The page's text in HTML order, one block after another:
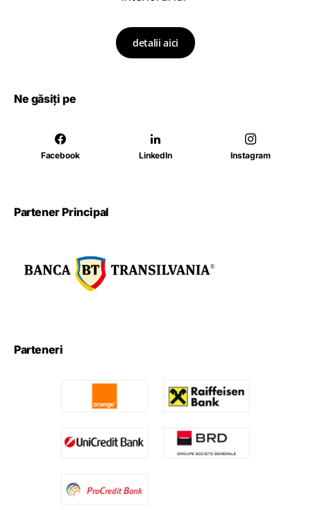
detalii aici
Ne găsiți pe
Facebook LinkedIn Instagram
Partener Principal
Parteneri